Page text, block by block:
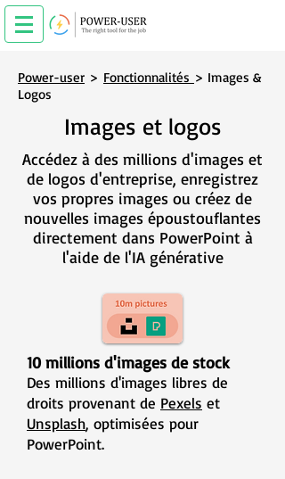
Power-user > Fonctionnalités > Images &
Logos
Images et logos
Accédez à des millions d'images et
de logos d'entreprise, enregistrez
vos propres images ou créez de
nouvelles images époustouflantes
directement dans PowerPoint à
l'aide de l'IA générative
10 millions d'images de stock
Des millions d'images libres de
droits provenant de Pexels et
Unsplash, optimisées pour
PowerPoint.